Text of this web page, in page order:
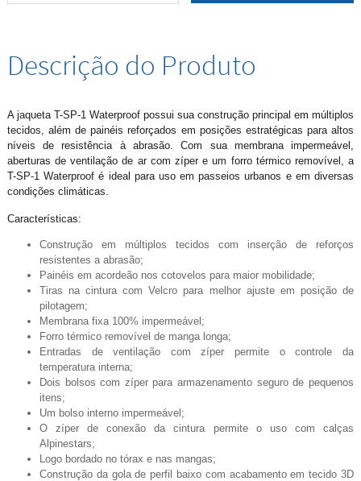
Descrição do Produto
A jaqueta T-SP-1 Waterproof possui sua construção principal em múltiplos
tecidos, além de painéis reforçados em posições estratégicas para altos
níveis de resistência à abrasão. Com sua membrana impermeável,
aberturas de ventilação de ar com zíper e um forro térmico removível, a
T-SP-1 Waterproof é ideal para uso em passeios urbanos e em diversas
condições climáticas.
Características:
Construção em múltiplos tecidos com inserção de reforços
resistentes a abrasão;
Painéis em acordeão nos cotovelos para maior mobilidade;
Tiras na cintura com Velcro para melhor ajuste em posição de
pilotagem;
Membrana fixa 100% impermeável;
Forro térmico removível de manga longa;
Entradas de ventilação com zíper permite o controle da
temperatura interna;
Dois bolsos com zíper para armazenamento seguro de pequenos
itens;
Um bolso interno impermeável;
O zíper de conexão da cintura permite o uso com calças
Alpinestars;
Logo bordado no tórax e nas mangas;
Construção da gola de perfil baixo com acabamento em tecido 3D